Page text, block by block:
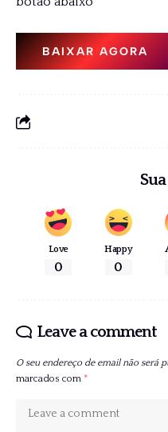
BAIXAR AGORA
Love
0
Happy
0
Leave a comment
O seu endereço de email não será
marcados com *